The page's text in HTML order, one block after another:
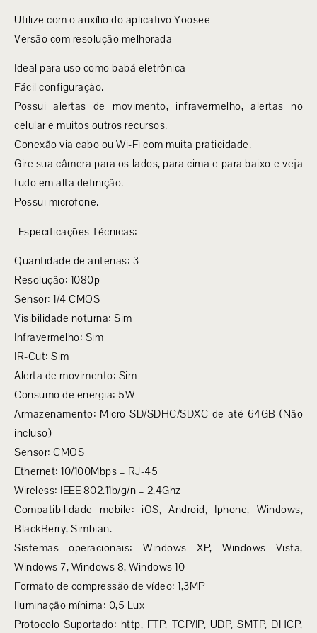
Utilize com o auxílio do aplicativo Yoosee
Versão com resolução melhorada
Ideal para uso como babá eletrônica
Fácil configuração.
Possui alertas de movimento, infravermelho, alertas no
celular e muitos outros recursos.
Conexão via cabo ou Wi-Fi com muita praticidade.
Gire sua câmera para os lados, para cima e para baixo e veja
tudo em alta definição.
Possui microfone.
-Especificações Técnicas:
Quantidade de antenas: 3
Resolução: 1080p
Sensor: 1/4 CMOS
Visibilidade noturna: Sim
Infravermelho: Sim
IR-Cut: Sim
Alerta de movimento: Sim
Consumo de energia: 5W
Armazenamento: Micro SD/SDHC/SDXC de até 64GB (Não
incluso)
Sensor: CMOS
Ethernet: 10/100Mbps – RJ-45
Wireless: IEEE 802.11b/g/n – 2,4Ghz
Compatibilidade mobile: iOS, Android, Iphone, Windows,
BlackBerry, Simbian.
Sistemas operacionais: Windows XP, Windows Vista,
Windows 7, Windows 8, Windows 10
Formato de compressão de vídeo: 1,3MP
Iluminação mínima: 0,5 Lux
Protocolo Suportado: http, FTP, TCP/IP, UDP, SMTP, DHCP,